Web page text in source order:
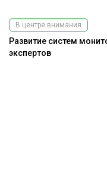
В центре внимания
Развитие систем
экспертов